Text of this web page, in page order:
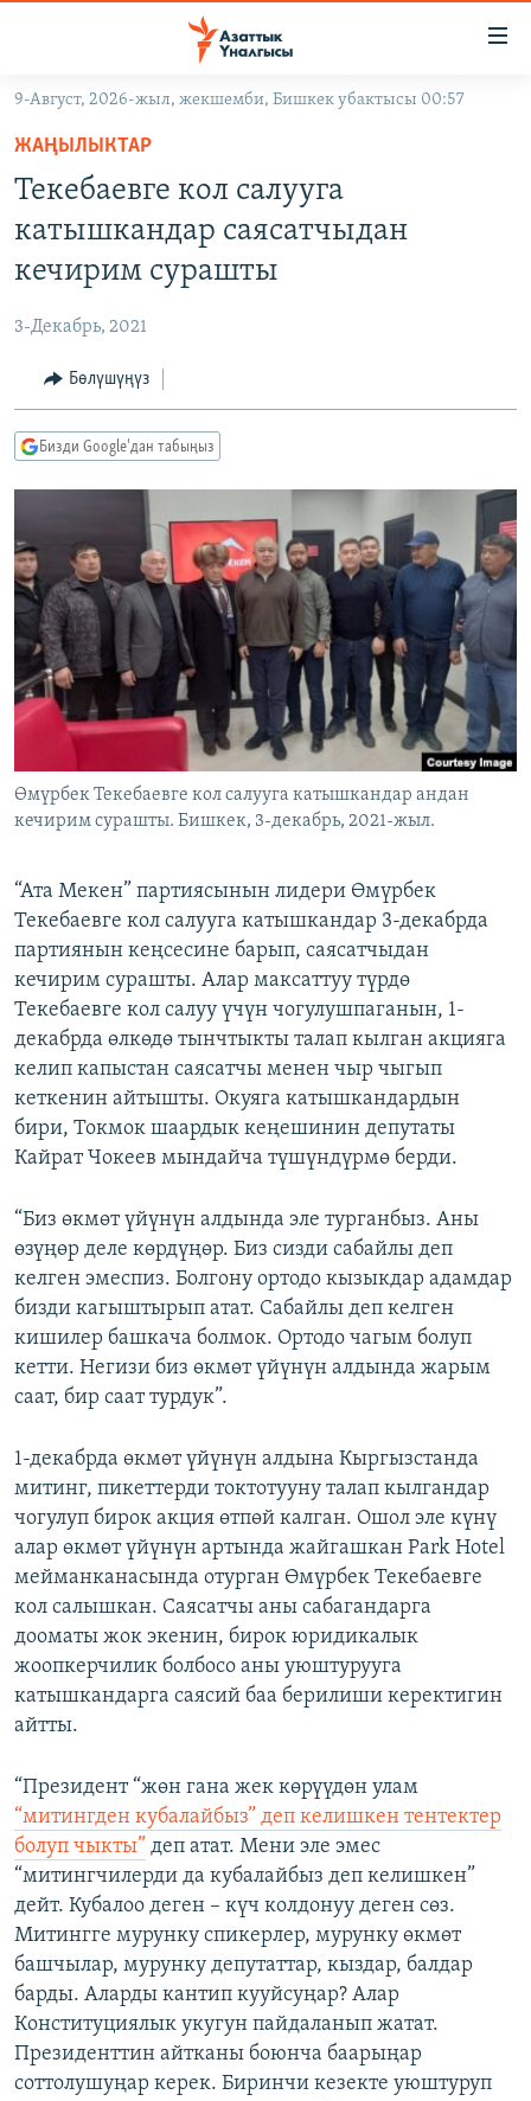
Навигацияга
өтүңүз
Издөөгө
салыңыз
КЫРГЫЗСТАН
МАДАНИЯТ
ТВ ПРОГРАММАЛАР
БҮГҮН АЗАТТЫКТА
ЭЖЕ-СИҢДИЛЕР
АЗАТТЫК+
ЫҢГАЙСЫЗ СУРООЛОР
ПОДКАСТ
Русский
ОНЛАЙН ШЕРИНЕ
ЭЕ/АРнун бардык сайттары
9-Август, 2026-жыл, жекшемби, Бишкек убактысы 00:57
ЖАҢЫЛЫКТАР
Текебаевге кол салууга
катышкандар саясатчыдан
кечирим сурашты
3-Декабрь, 2021
Бөлүшүңүз
Бизди Google'дан табыңыз
Өмүрбек Текебаевге кол салууга катышкандар андан
кечирим сурашты. Бишкек, 3-декабрь, 2021-жыл.
“Ата Мекен” партиясынын лидери Өмүрбек
Текебаевге кол салууга катышкандар 3-декабрда
партиянын кеңсесине барып, саясатчыдан
кечирим сурашты. Алар максаттуу түрдө
Текебаевге кол салуу үчүн чогулушпаганын, 1-
декабрда өлкөдө тынчтыкты талап кылган акцияга
келип капыстан саясатчы менен чыр чыгып
кеткенин айтышты. Окуяга катышкандардын
бири, Токмок шаардык кеңешинин депутаты
Кайрат Чокеев мындайча түшүндүрмө берди.
“Биз өкмөт үйүнүн алдында эле турганбыз. Аны
өзүңөр деле көрдүңөр. Биз сизди сабайлы деп
келген эмеспиз. Болгону ортодо кызыкдар адамдар
бизди кагыштырып атат. Сабайлы деп келген
кишилер башкача болмок. Ортодо чагым болуп
кетти. Негизи биз өкмөт үйүнүн алдында жарым
саат, бир саат турдук”.
1-декабрда өкмөт үйүнүн алдына Кыргызстанда
митинг, пикеттерди токтотууну талап кылгандар
чогулуп бирок акция өтпөй калган. Ошол эле күнү
алар өкмөт үйүнүн артында жайгашкан Park Hotel
мейманканасында отурган Өмүрбек Текебаевге
кол салышкан. Саясатчы аны сабагандарга
дооматы жок экенин, бирок юридикалык
жоопкерчилик болбосо аны уюштурууга
катышкандарга саясий баа берилиши керектигин
айтты.
“Президент “жөн гана жек көрүүдөн улам
“митингден кубалайбыз” деп келишкен тентектер
болуп чыкты” деп атат. Мени эле эмес
“митингчилерди да кубалайбыз деп келишкен”
дейт. Кубалоо деген – күч колдонуу деген сөз.
Митингге мурунку спикерлер, мурунку өкмөт
башчылар, мурунку депутаттар, кыздар, балдар
барды. Аларды кантип кууйсуңар? Алар
Конституциялык укугун пайдаланып жатат.
Президенттин айтканы боюнча баарыңар
соттолушуңар керек. Биринчи кезекте уюштуруп